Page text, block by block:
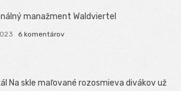
manažment Waldviertel
6 komentárov
Na skle maľované rozosmieva divákov už